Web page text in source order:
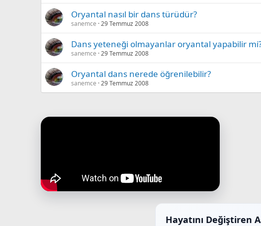
Oryantal nasıl bir dans türüdür?
sanemce 29 Temmuz 2008
Dans yeteneği olmayanlar oryantal yapabilir
sanemce 29 Temmuz 2008
Oryantal dans nerede öğrenilebilir?
sanemce 29 Temmuz 2008
Hayatını Değiştiren